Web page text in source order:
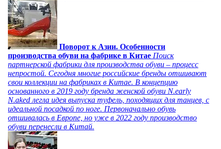
Поворот к Азии. Особенности
производства обуви на фабрике в Китае Поиск
партнерской фабрики для производства обуви – процесс
непростой. Сегодня многие российские бренды отшивают
свои коллекции на фабриках в Китае. В концепцию
основанного в 2019 году бренда женской обуви N.early
N.aked легла идея выпуска туфель, походящих для танцев, с
идеальной посадкой по ноге. Первоначально обувь
отшивалась в Европе, но уже в 2022 году производство
обуви перенесли в Китай.